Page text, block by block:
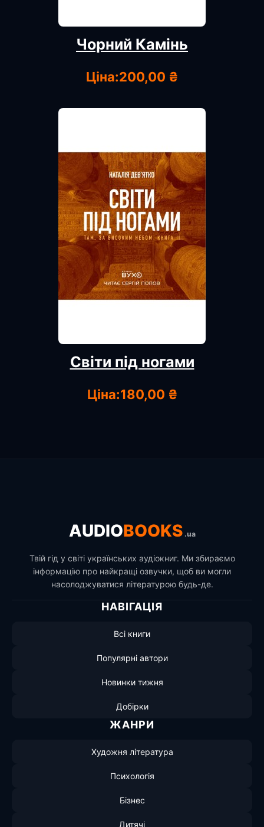
Чорний Камінь
Ціна:200,00 ₴
Світи під ногами
Ціна:180,00 ₴
AUDIOBOOKS .ua
Твій гід у світі українських аудіокниг. Ми збираємо
інформацію про найкращі озвучки, щоб ви могли
насолоджуватися літературою будь-де.
НАВІГАЦІЯ
Всі книги
Популярні автори
Новинки тижня
Добірки
ЖАНРИ
Художня література
Психологія
Бізнес
Дитячі